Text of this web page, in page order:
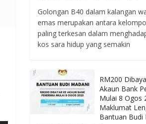
Golongan B40 dalam kalangan
emas merupakan antara
paling terkesan dalam
kos sara hidup yang semakin
RM200
Akaun Bank
Mulai 8 Ogos
Maklumat
Bantuan Budi